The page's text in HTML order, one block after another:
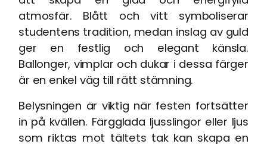
atmosfär. Blått och vitt symboliserar
studentens tradition, medan inslag av guld
ger en festlig och elegant känsla.
Ballonger, vimplar och dukar i dessa färger
är en enkel väg till rätt stämning.
Belysningen är viktig när festen fortsätter
in på kvällen. Färgglada ljusslingor eller ljus
som riktas mot tältets tak kan skapa en